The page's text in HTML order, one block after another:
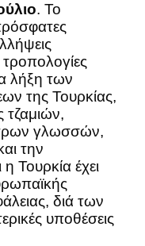
. Το
λήξη των
της Τουρκίας,
γλωσσών,
την
Τουρκία έχει
διά των
υποθέσεις